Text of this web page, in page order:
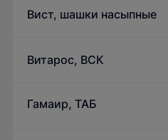
Вист, шашки насыпные
Витарос, ВСК
Гамаир, ТАБ